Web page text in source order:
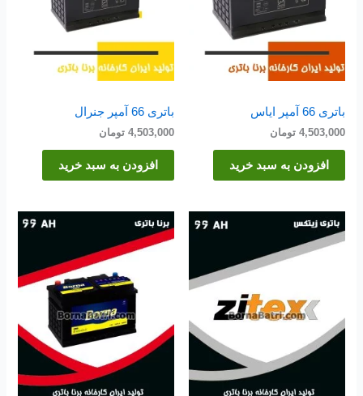
باتری 66 آمپر ایاس
4,503,000 تومان
افزودن به سبد خرید
باتری 66 آمپر جنرال
4,503,000 تومان
افزودن به سبد خرید